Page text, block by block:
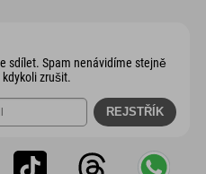
sdílet. Spam nenávidíme stejně
zrušit.